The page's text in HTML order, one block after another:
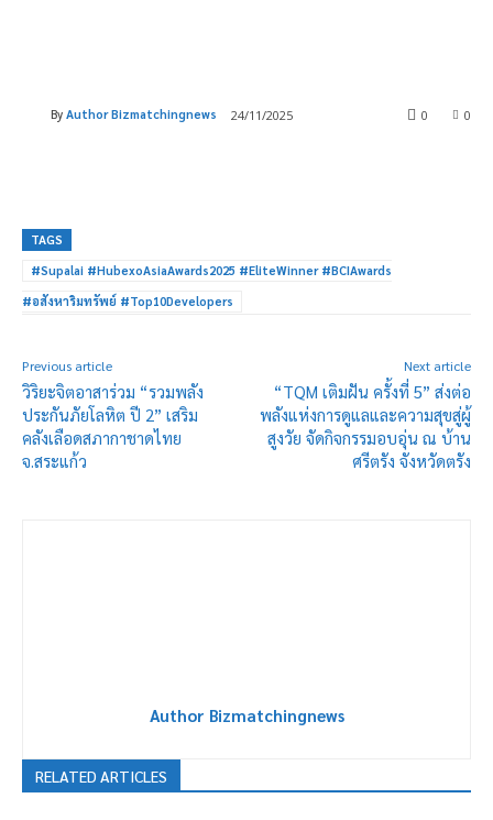
By Author Bizmatchingnews 24/11/2025 0
0
TAGS
#Supalai #HubexoAsiaAwards2025 #EliteWinner #BCIAwards
#อสังหาริมทรัพย์ #Top10Developers
Previous article
วิริยะจิตอาสาร่วม “รวมพลัง
ประกันภัยโลหิต ปี 2” เสริม
คลังเลือดสภากาชาดไทย
จ.สระแก้ว
Next article
“TQM เติมฝัน ครั้งที่ 5” ส่งต่อ
พลังแห่งการดูแลและความสุขสู่ผู้
สูงวัย จัดกิจกรรมอบอุ่น ณ บ้าน
ศรีตรัง จังหวัดตรัง
Author Bizmatchingnews
RELATED ARTICLES